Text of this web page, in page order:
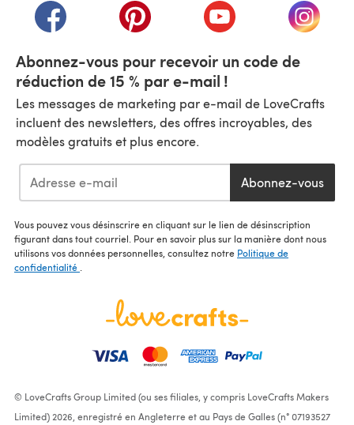
(s'ouvre dans un nouvel onglet)
(s'ouvre dans un nouvel onglet)
(s'ouvre dans un(s'ouvre
Abonnez-vous pour recevoir un code de
réduction de 15 % par e-mail !
Les messages de marketing par e-mail de LoveCrafts
incluent des newsletters, des offres incroyables, des
modèles gratuits et plus encore.
Abonnez-vous
Vous pouvez vous désinscrire en cliquant sur le lien de désinscription
figurant dans tout courriel. Pour en savoir plus sur la manière dont nous
utilisons vos données personnelles, consultez notre Politique de
confidentialité
© LoveCrafts Group Limited (ou ses filiales, y compris LoveCrafts Makers
Limited) 2026, enregistré en Angleterre et au Pays de Galles (n° 07193527